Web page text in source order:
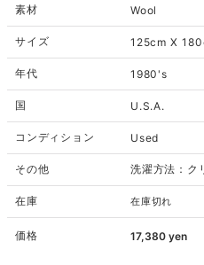
素材 Wool
サイズ 125cm X
年代 1980's
国 U.S.A.
コンディション Used
その他 洗濯方法：ク
在庫 在庫切れ
価格 17,380 yen